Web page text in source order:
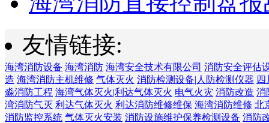
友情链接:
海湾消防设备 海湾消防 海湾安全技术有限公司 消防安全评估
造 海湾消防主机维修 气体灭火 消防检测设备|人防检测仪器
淼消防工程 海湾气体灭火|利达气体灭火 电气火灾 消防改造 消
湾消防气灭 利达气体灭火 利达消防维修维保 海湾消防维修 北
消防监控系统 气体灭火安装 消防设施维护保养检测设备 消防